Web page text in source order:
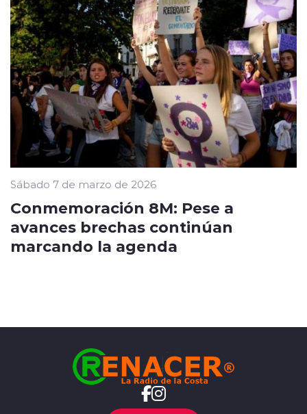
Sábado 7 de marzo de 2026
Conmemoración 8M: Pese a
avances brechas continúan
marcando la agenda